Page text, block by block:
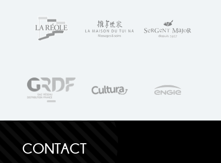
CONTACT